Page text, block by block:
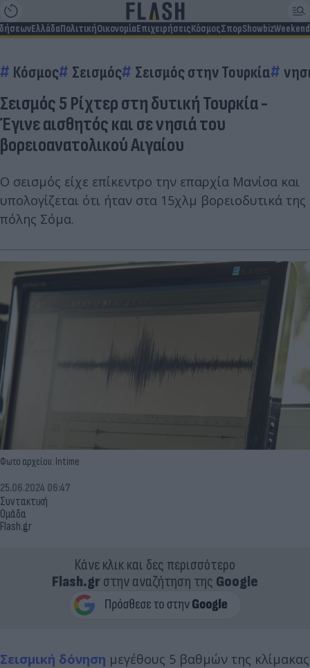
ΕλλάδαΠολιτικήΟικονομίαΕπιχειρήσειςΚόσμοςΣπορShowbizWeekend
Κόσμος Σεισμός Σεισμός στην Τουρκία
Σεισμός 5 Ρίχτερ στη δυτική Τουρκία -
Έγινε αισθητός και σε νησιά του
βορειοανατολικού Αιγαίου
Ο σεισμός είχε επίκεντρο την επαρχία Μανίσα και
υπολογίζεται ότι ήταν στα 15χλμ βορειοδυτικά της
πόλης Σόμα.
Φωτο αρχείου: Intime
Συντακτική
Ομάδα
Flash.gr
25.06.2024 06:47
Κάνε κλικ και δες περισσότερο
Flash.grστην αναζήτηση της Google
Σεισμική δόνηση μεγέθους 5 βαθμών της κλίμακας